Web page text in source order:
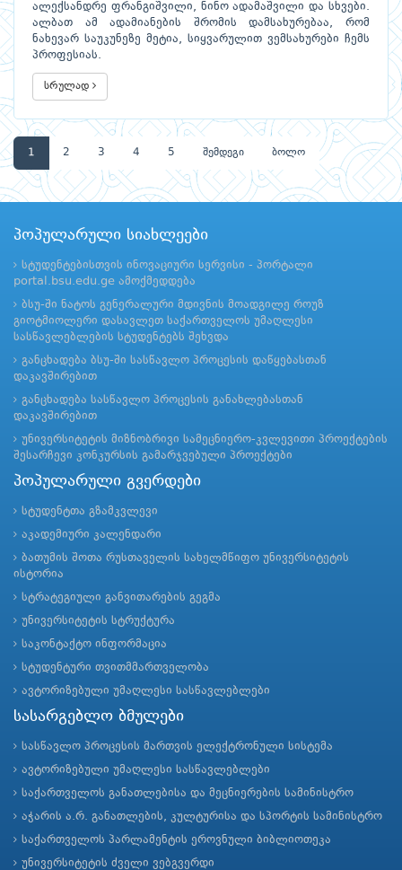
ალექსანდრე ფრანგიშვილი, ნინო ადამაშვილი და სხვები.
ალბათ ამ ადამიანების შრომის დამსახურებაა, რომ
ნახევარ საუკუნეზე მეტია, სიყვარულით ვემსახურები ჩემს
პროფესიას.
სრულად
1 2 3 4 5 შემდეგი ბოლო
პოპულარული სიახლეები
სტუდენტებისთვის ინოვაციური სერვისი - პორტალი
portal.bsu.edu.ge ამოქმედდება
ბსუ-ში ნატოს გენერალური მდივნის მოადგილე როუზ
გიოტმიოლერი დასავლეთ საქართველოს უმაღლესი
სასწავლებლების სტუდენტებს შეხვდა
განცხადება ბსუ-ში სასწავლო პროცესის დაწყებასთან
დაკავშირებით
განცხადება სასწავლო პროცესის განახლებასთან
დაკავშირებით
უნივერსიტეტის მიზნობრივი სამეცნიერო-კვლევითი პროექტების
შესარჩევი კონკურსის გამარჯვებული პროექტები
პოპულარული გვერდები
სტუდენტთა გზამკვლევი
აკადემიური კალენდარი
ბათუმის შოთა რუსთაველის სახელმწიფო უნივერსიტეტის
ისტორია
სტრატეგიული განვითარების გეგმა
უნივერსიტეტის სტრუქტურა
საკონტაქტო ინფორმაცია
სტუდენტური თვითმმართველობა
ავტორიზებული უმაღლესი სასწავლებლები
სასარგებლო ბმულები
სასწავლო პროცესის მართვის ელექტრონული სისტემა
ავტორიზებული უმაღლესი სასწავლებლები
საქართველოს განათლებისა და მეცნიერების სამინისტრო
აჭარის ა.რ. განათლების, კულტურისა და სპორტის სამინისტრო
საქართველოს პარლამენტის ეროვნული ბიბლიოთეკა
უნივერსიტეტის ძველი ვებგვერდი